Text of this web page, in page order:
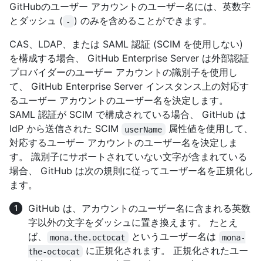
GitHubのユーザー アカウントのユーザー名には、英数字
とダッシュ ( - ) のみを含めることができます。
CAS、LDAP、または SAML 認証 (SCIM を使用しない)
を構成する場合、 GitHub Enterprise Server は外部認証
プロバイダーのユーザー アカウントの識別子を使用し
て、 GitHub Enterprise Server インスタンス上の対応す
るユーザー アカウントのユーザー名を決定します。
SAML 認証が SCIM で構成されている場合、 GitHub は
IdP から送信された SCIM
userName
属性値を使用して、
対応するユーザー アカウントのユーザー名を決定しま
す。 識別子にサポートされていない文字が含まれている
場合、 GitHub は次の規則に従ってユーザー名を正規化し
ます。
GitHub は、アカウントのユーザー名に含まれる英数
字以外の文字をダッシュに置き換えます。 たとえ
ば、
mona.the.octocat というユーザー名は
mona-
the-octocat
に正規化されます。 正規化されたユー